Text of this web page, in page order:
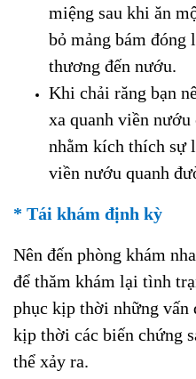
miệng sau khi ăn
bỏ mảng bám đóng
thương đến nướu.
Khi chải răng bạn
xa quanh viền nướu
nhằm kích thích sự
viền nướu quanh
* Tái khám định kỳ
Nên đến phòng khám
để thăm khám lại tình
phục kịp thời những vấn
kịp thời các biến chứng
thể xảy ra.